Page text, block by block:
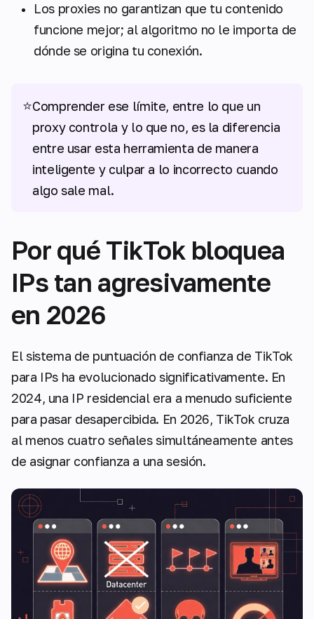
Los proxies no garantizan que tu contenido
funcione mejor; al algoritmo no le importa de
dónde se origina tu conexión.
⭐Comprender ese límite, entre lo que un
proxy controla y lo que no, es la diferencia
entre usar esta herramienta de manera
inteligente y culpar a lo incorrecto cuando
algo sale mal.
Por qué TikTok bloquea
IPs tan agresivamente
en 2026
El sistema de puntuación de confianza de TikTok
para IPs ha evolucionado significativamente. En
2024, una IP residencial era a menudo suficiente
para pasar desapercibida. En 2026, TikTok cruza
al menos cuatro señales simultáneamente antes
de asignar confianza a una sesión.